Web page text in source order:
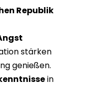
Republik
stärken
genießen.
in